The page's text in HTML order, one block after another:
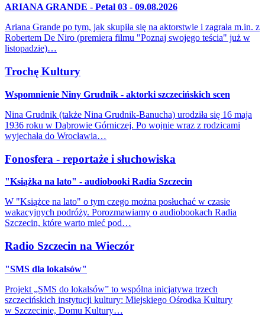
ARIANA GRANDE - Petal 03 - 09.08.2026
Ariana Grande po tym, jak skupiła się na aktorstwie i zagrała m.in. z
Robertem De Niro (premiera filmu "Poznaj swojego teścia" już w
listopadzie)…
Trochę Kultury
Wspomnienie Niny Grudnik - aktorki szczecińskich scen
Nina Grudnik (także Nina Grudnik-Banucha) urodziła się 16 maja
1936 roku w Dąbrowie Górniczej. Po wojnie wraz z rodzicami
wyjechała do Wrocławia…
Fonosfera - reportaże i słuchowiska
"Książka na lato" - audiobooki Radia Szczecin
W "Książce na lato" o tym czego można posłuchać w czasie
wakacyjnych podróży. Porozmawiamy o audiobookach Radia
Szczecin, które warto mieć pod…
Radio Szczecin na Wieczór
"SMS dla lokalsów"
Projekt „SMS do lokalsów” to wspólna inicjatywa trzech
szczecińskich instytucji kultury: Miejskiego Ośrodka Kultury
w Szczecinie, Domu Kultury…